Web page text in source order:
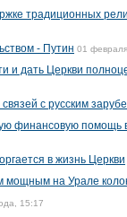
традиционных
- Путин 01
и дать Церкви
с русским
финансовую помощь
в жизнь Церкви
мощным на Урале
15:17